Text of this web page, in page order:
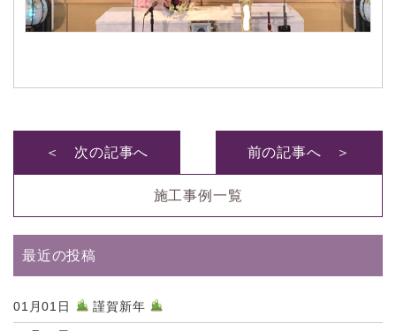
＜ 次の記事へ
施工事例一覧
前の記事へ ＞
最近の投稿
01月01日 謹賀新年